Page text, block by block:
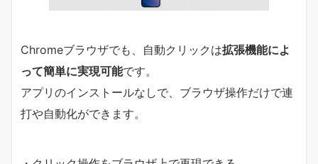
Chromeブラウザでも、自動クリックは拡張機能によ
って簡単に実現可能です。
アプリのインストールなしで、ブラウザ操作だけで連
打や自動化ができます。